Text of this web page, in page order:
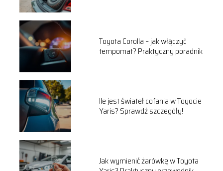
Toyota Corolla – jak włączyć
tempomat? Praktyczny poradnik
Ile jest świateł cofania w Toyocie
Yaris? Sprawdź szczegóły!
Jak wymienić żarówkę w Toyota